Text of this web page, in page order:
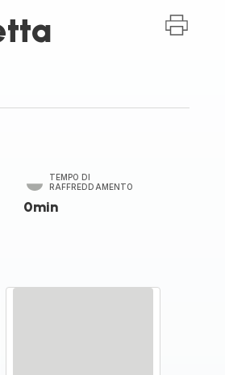
TEMPO DI
RAFFREDDAMENTO
0min